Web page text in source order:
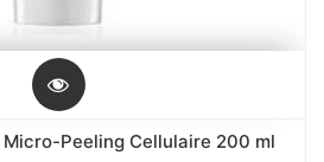
Peeling Cellulaire 200 ml